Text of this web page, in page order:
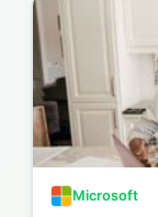
Microsoft